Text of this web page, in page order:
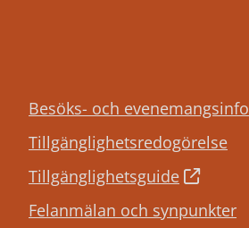
Besöks- och evenemangsinfo
Tillgänglighetsredogörelse
Tillgänglighetsguide
Felanmälan och synpunkter